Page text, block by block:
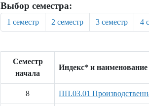
Выбор семестра:
1 семестр 2 семестр 3 семестр 4
Семестр
начала
Индекс* и
8 ПП.03.01